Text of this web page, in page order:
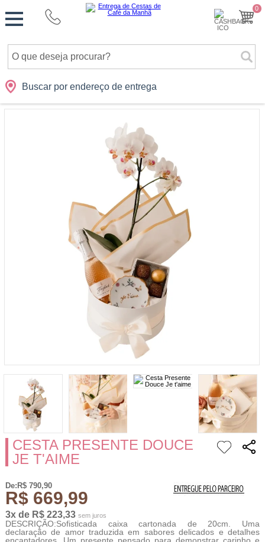
0
Buscar por endereço de entrega
Cidades Presentes Datas Shopping
Monte
sua
Cesta
CESTA PRESENTE DOUCE
JE T'AIME
De:R$ 790,90
R$ 669,99
3x de R$ 223,33 sem juros
DESCRIÇÃO:Sofisticada caixa cartonada de 20cm. Uma
declaração de amor traduzida em sabores delicados e detalhes
encantadores. Um presente pensado para demonstrar carinho e